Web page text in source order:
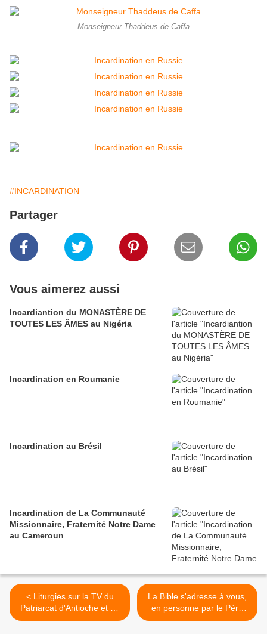
Monseigneur Thaddeus de Caffa
#INCARDINATION
Partager
Vous aimerez aussi
Incardiantion du MONASTÈRE DE
TOUTES LES ÂMES au Nigéria
Incardination en Roumanie
Incardination au Brésil
Incardination de La Communauté
Missionnaire, Fraternité Notre Dame
au Cameroun
< Liturgies sur la TV du
Patriarcat d'Antioche et de
Jérusalem
La Bible s'adresse à vous,
en personne par le Père
Matta el Maskîne >